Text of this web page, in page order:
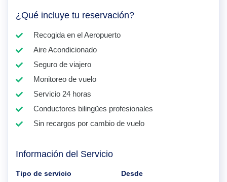
¿Qué incluye tu reservación?
Recogida en el Aeropuerto
Aire Acondicionado
Seguro de viajero
Monitoreo de vuelo
Servicio 24 horas
Conductores bilingües profesionales
Sin recargos por cambio de vuelo
Información del Servicio
Tipo de servicio Desde